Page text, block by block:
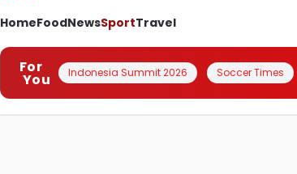
HomeFoodNewsSportTravel
For
You Indonesia Summit 2026 Soccer Times